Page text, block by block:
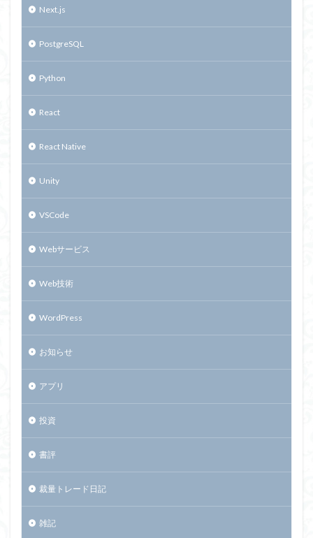
Next.js
PostgreSQL
Python
React
React Native
Unity
VSCode
Webサービス
Web技術
WordPress
お知らせ
アプリ
投資
書評
裁量トレード日記
雑記